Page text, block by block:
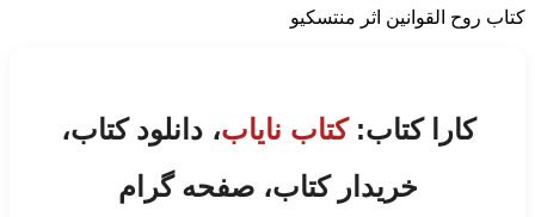
کتاب روح القوانین اثر منتسکیو
کارا کتاب:کتاب نایاب، دانلود کتاب،
خریدار کتاب، صفحه گرام